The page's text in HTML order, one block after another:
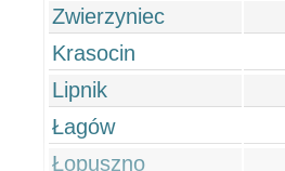
Zwierzyniec
Krasocin
Lipnik
Łagów
Łopuszno